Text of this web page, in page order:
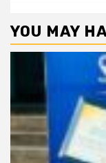
YOU MAY